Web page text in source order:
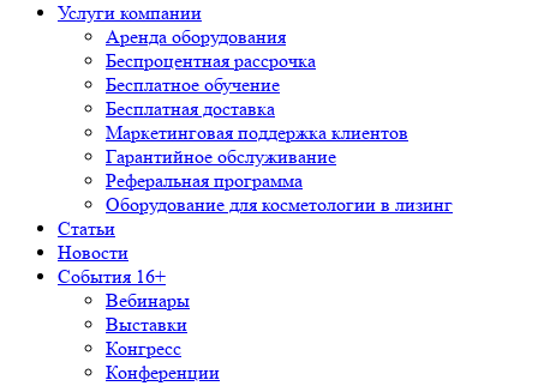
Услуги компании
Аренда оборудования
Беспроцентная рассрочка
Бесплатное обучение
Бесплатная доставка
Маркетинговая поддержка клиентов
Гарантийное обслуживание
Реферальная программа
Оборудование для косметологии в лизинг
Статьи
Новости
События 16+
Вебинары
Выставки
Конгресс
Конференции